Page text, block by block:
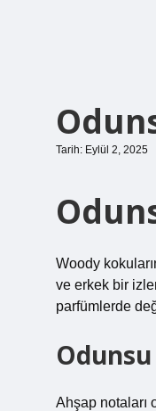
Tarih: Eylül 2, 2025
Woody
ve erkek bir
parfümlerde
Ahşap notaları